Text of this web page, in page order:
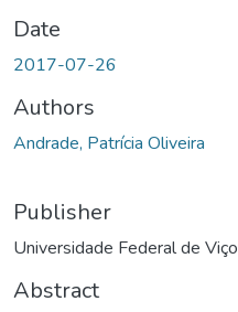
Date
2017-07-26
Authors
Andrade, Patrícia Oliveira
Publisher
Universidade Federal de
Abstract